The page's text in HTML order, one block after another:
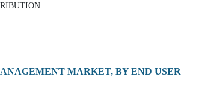
MARKET, BY END USER